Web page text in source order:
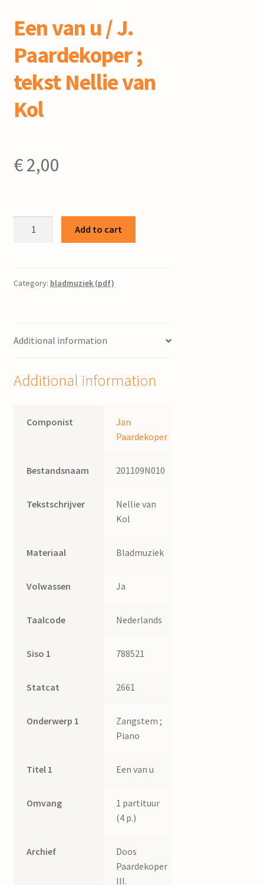
Een van u / J.
Paardekoper ;
tekst Nellie van
Kol
€2,00
J.
Nellie
quantity
Add to cart
Category: bladmuziek (pdf)
Additional information
Additional information
Componist
Jan
Paardekoper
Bestandsnaam 201109N010
Tekstschrijver
Nellie van
Kol
Materiaal Bladmuziek
Volwassen Ja
Taalcode Nederlands
Siso 1 788521
Statcat 2661
Onderwerp 1
Zangstem ;
Piano
Titel 1 Een van u
Omvang
1 partituur
(4 p.)
Archief
Doos
Paardekoper
III.